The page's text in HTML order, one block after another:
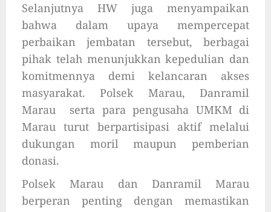
Selanjutnya HW juga menyampaikan
bahwa dalam upaya mempercepat
perbaikan jembatan tersebut, berbagai
pihak telah menunjukkan kepedulian dan
komitmennya demi kelancaran akses
masyarakat. Polsek Marau, Danramil
Marau serta para pengusaha UMKM di
Marau turut berpartisipasi aktif melalui
dukungan moril maupun pemberian
donasi.
Polsek Marau dan Danramil Marau
berperan penting dengan memastikan